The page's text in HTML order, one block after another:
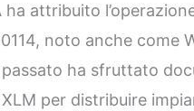
attribuito
noto anche come
ha sfruttato
per distribuire